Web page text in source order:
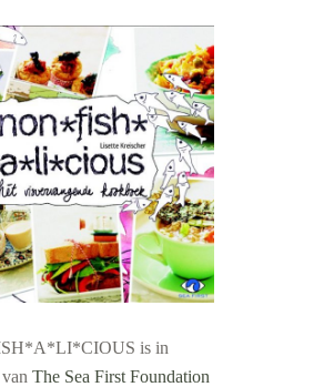
is in
The Sea First Foundation